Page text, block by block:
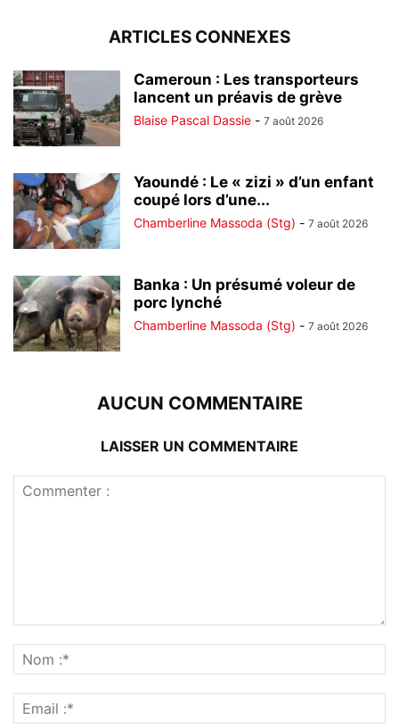
ARTICLES CONNEXES
Cameroun : Les transporteurs
lancent un préavis de grève
Blaise Pascal Dassie - 7 août 2026
Yaoundé : Le « zizi » d’un enfant
coupé lors d’une...
Chamberline Massoda (Stg) - 7 août 2026
Banka : Un présumé voleur de
porc lynché
Chamberline Massoda (Stg) - 7 août 2026
AUCUN COMMENTAIRE
LAISSER UN COMMENTAIRE